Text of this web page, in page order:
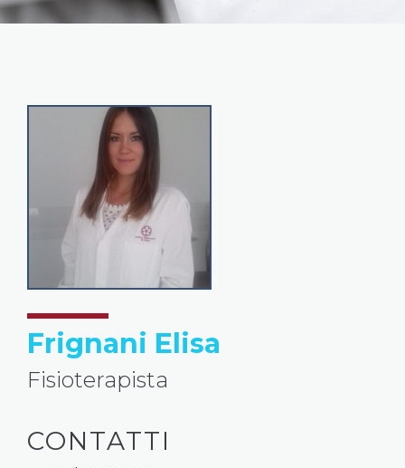
Frignani Elisa
Fisioterapista
CONTATTI